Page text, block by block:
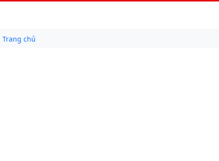
Trang chủ